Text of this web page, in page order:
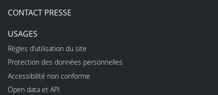
CONTACT PRESSE
USAGES
Règles d’utilisation du site
Protection des données personnelles
Accessibilité non conforme
Open data et API